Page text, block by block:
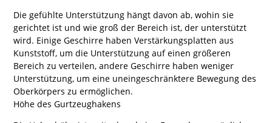
Die gefühlte Unterstützung hängt davon ab, wohin sie
gerichtet ist und wie groß der Bereich ist, der unterstützt
wird. Einige Geschirre haben Verstärkungsplatten aus
Kunststoff, um die Unterstützung auf einen größeren
Bereich zu verteilen, andere Geschirre haben weniger
Unterstützung, um eine uneingeschränktere Bewegung des
Oberkörpers zu ermöglichen.
Höhe des Gurtzeughakens